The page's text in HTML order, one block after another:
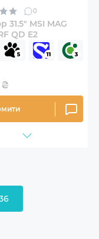
0
31.5" MSI MAG
QD E2
₴